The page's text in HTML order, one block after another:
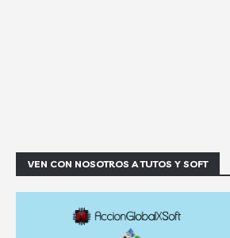
VEN CON NOSOTROS A TUTOS Y SOFT